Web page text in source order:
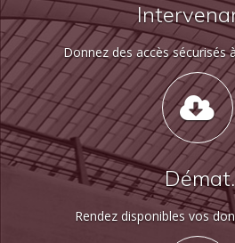
Donnez des accès sécurisés
Démat.
Rendez disponibles vos